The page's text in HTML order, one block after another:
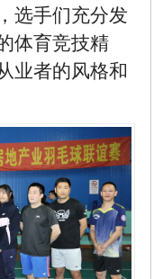
选手们充分发
体育竞技精
业者的风格和